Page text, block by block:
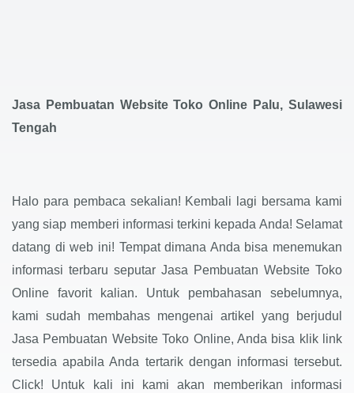
Jasa Pembuatan Website Toko Online Palu, Sulawesi
Tengah
Halo para pembaca sekalian! Kembali lagi bersama kami
yang siap memberi informasi terkini kepada Anda! Selamat
datang di web ini! Tempat dimana Anda bisa menemukan
informasi terbaru seputar Jasa Pembuatan Website Toko
Online favorit kalian. Untuk pembahasan sebelumnya,
kami sudah membahas mengenai artikel yang berjudul
Jasa Pembuatan Website Toko Online, Anda bisa klik link
tersedia apabila Anda tertarik dengan informasi tersebut.
Click! Untuk kali ini kami akan memberikan informasi